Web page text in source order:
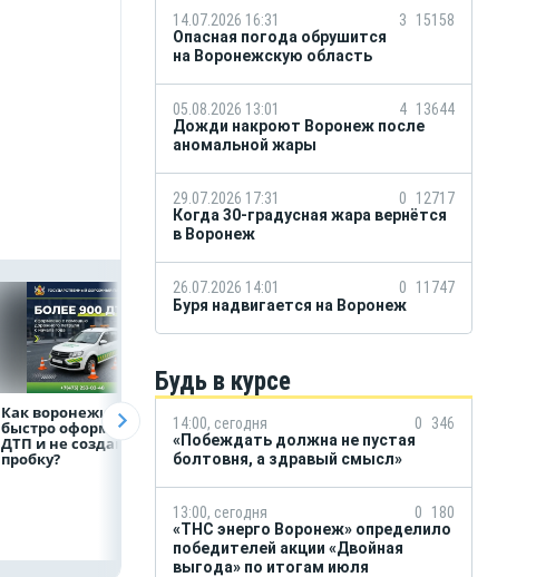
Как воронежцам
быстро оформить
ДТП и не создавать
пробку?
Предприятия
региона задолжали
энергетикам 2 млрд
рублей
Капучино
на органическом
молоке может
14.07.2026 16:31 3
15158
Опасная погода обрушится
на Воронежскую область
05.08.2026 13:01 4 13644
Дожди накроют Воронеж после
аномальной жары
29.07.2026 17:31 0
12717
Когда 30-градусная жара вернётся
в Воронеж
26.07.2026 14:01 0
11747
Буря надвигается на Воронеж
Будь в курсе
14:00, сегодня 0
346
«Побеждать должна не пустая
болтовня, а здравый смысл»
13:00, сегодня 0
180
«ТНС энерго Воронеж» определило
победителей акции «Двойная
выгода» по итогам июля